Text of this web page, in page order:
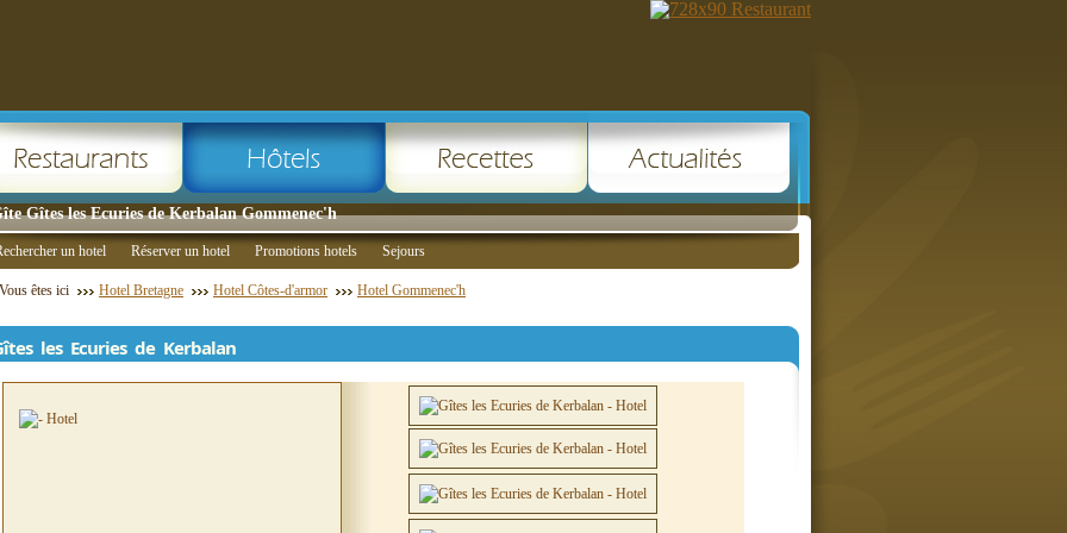
Gîtes les Ecuries de Kerbalan Gommenec'h
un hotel Réserver un hotel Promotions hotels Sejours
Vous êtes ici Hotel Bretagne Hotel Côtes-d'armor Hotel Gommenec'h
les Ecuries de Kerbalan